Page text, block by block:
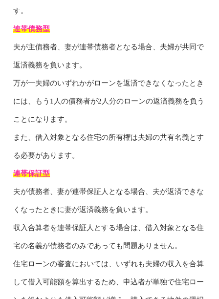
す。
連帯債務型
夫が主債務者、妻が連帯債務者となる場合、夫婦が共同で
返済義務を負います。
万が一夫婦のいずれかがローンを返済できなくなったとき
には、もう1人の債務者が2人分のローンの返済義務を負う
ことになります。
また、借入対象となる住宅の所有権は夫婦の共有名義とす
る必要があります。
連帯保証型
夫が債務者、妻が連帯保証人となる場合、夫が返済できな
くなったときに妻が返済義務を負います。
収入合算者を連帯保証人とする場合は、借入対象となる住
宅の名義が債務者のみであっても問題ありません。
住宅ローンの審査においては、いずれも夫婦の収入を合算
して借入可能額を算出するため、申込者が単独で住宅ロー